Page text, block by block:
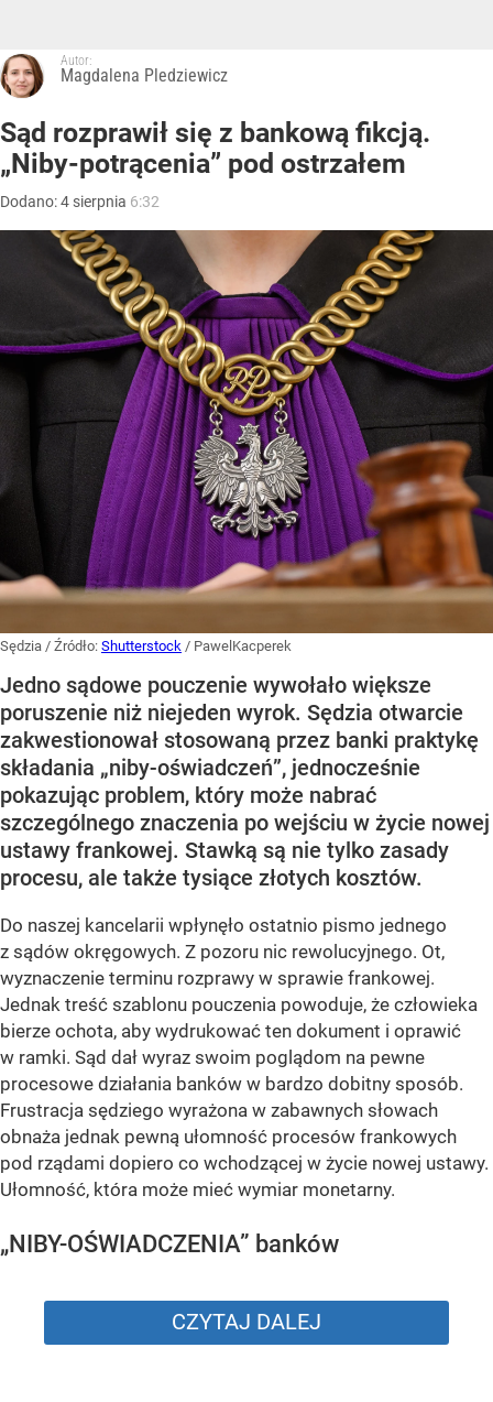
Autor:
Magdalena Pledziewicz
Sąd rozprawił się z bankową fikcją.
„Niby-potrącenia” pod ostrzałem
Dodano:4 sierpnia 6:32
Sędzia / Źródło: Shutterstock / PawelKacperek
Jedno sądowe pouczenie wywołało większe
poruszenie niż niejeden wyrok. Sędzia otwarcie
zakwestionował stosowaną przez banki praktykę
składania „niby-oświadczeń”, jednocześnie
pokazując problem, który może nabrać
szczególnego znaczenia po wejściu w życie nowej
ustawy frankowej. Stawką są nie tylko zasady
procesu, ale także tysiące złotych kosztów.
Do naszej kancelarii wpłynęło ostatnio pismo jednego
z sądów okręgowych. Z pozoru nic rewolucyjnego. Ot,
wyznaczenie terminu rozprawy w sprawie frankowej.
Jednak treść szablonu pouczenia powoduje, że człowieka
bierze ochota, aby wydrukować ten dokument i oprawić
w ramki. Sąd dał wyraz swoim poglądom na pewne
procesowe działania banków w bardzo dobitny sposób.
Frustracja sędziego wyrażona w zabawnych słowach
obnaża jednak pewną ułomność procesów frankowych
pod rządami dopiero co wchodzącej w życie nowej ustawy.
Ułomność, która może mieć wymiar monetarny.
„NIBY-OŚWIADCZENIA” banków
CZYTAJ DALEJ